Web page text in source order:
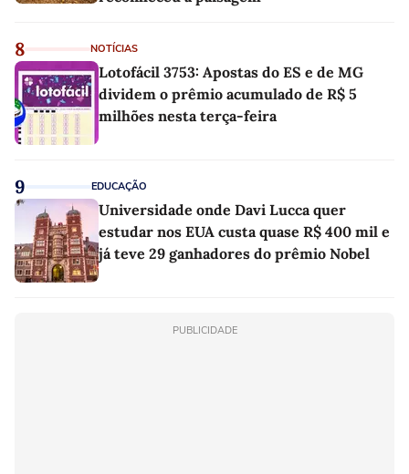
8 NOTÍCIAS
Lotofácil 3753: Apostas do ES e de MG
dividem o prêmio acumulado de R$ 5
milhões nesta terça-feira
9 EDUCAÇÃO
Universidade onde Davi Lucca quer
estudar nos EUA custa quase R$ 400 mil e
já teve 29 ganhadores do prêmio Nobel
PUBLICIDADE